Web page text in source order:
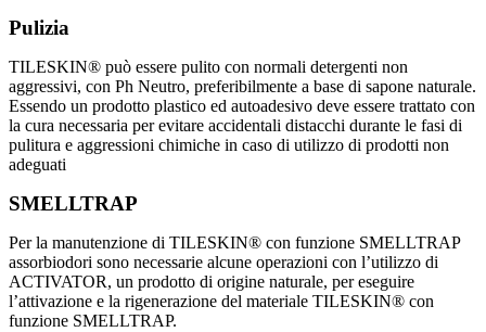
Pulizia
TILESKIN® può essere pulito con normali detergenti non
aggressivi, con Ph Neutro, preferibilmente a base di sapone naturale.
Essendo un prodotto plastico ed autoadesivo deve essere trattato con
la cura necessaria per evitare accidentali distacchi durante le fasi di
pulitura e aggressioni chimiche in caso di utilizzo di prodotti non
adeguati
SMELLTRAP
Per la manutenzione di TILESKIN® con funzione SMELLTRAP
assorbiodori sono necessarie alcune operazioni con l’utilizzo di
ACTIVATOR, un prodotto di origine naturale, per eseguire
l’attivazione e la rigenerazione del materiale TILESKIN® con
funzione SMELLTRAP.